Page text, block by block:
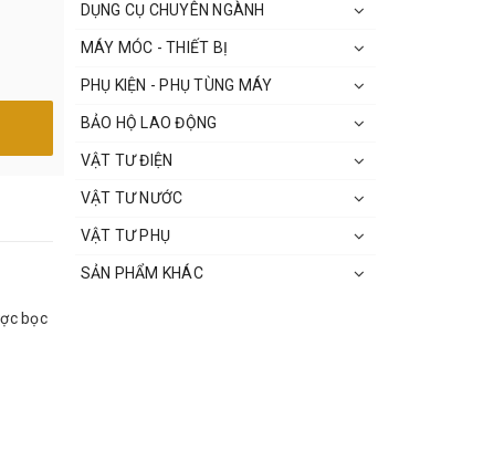
bọc
DỤNG CỤ CHUYÊN NGÀNH
MÁY MÓC - THIẾT BỊ
PHỤ KIỆN - PHỤ TÙNG MÁY
BẢO HỘ LAO ĐỘNG
VẬT TƯ ĐIỆN
VẬT TƯ NƯỚC
VẬT TƯ PHỤ
SẢN PHẨM KHÁC